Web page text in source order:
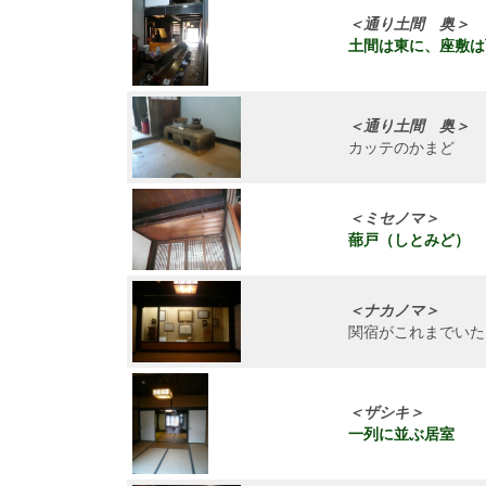
＜通り土間 奥＞
土間は東に、座敷
＜通り土間 奥＞
カッテのかまど
＜ミセノマ＞
蔀戸（しとみど）
＜ナカノマ＞
関宿がこれまでい
＜ザシキ＞
一列に並ぶ居室